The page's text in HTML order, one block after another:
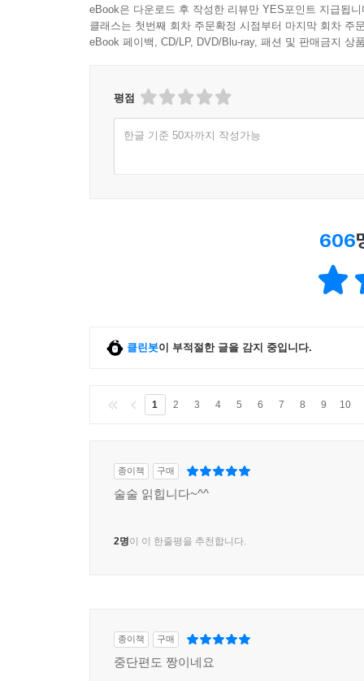
eBook은 다운로드 후 작성한 리뷰만 YES포인트 지급됩니
클래스는 첫번째 회차 주문확정 시점부터 마지막 회차 주
eBook 페이백, CD/LP, DVD/Blu-ray, 패션 및 판매금지 상
평점
한글 기준 50자까지 작성가능
606
클린봇이 부적절한 글을 감지 중입니다.
1 2 3 4 5 6 7 8 9 10
종이책 구매
술술 읽힙니다~^^
2명이 이 한줄평을 추천합니다.
종이책 구매
중단편도 짱이네요